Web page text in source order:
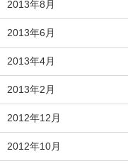
2013年8月
2013年6月
2013年4月
2013年2月
2012年12月
2012年10月